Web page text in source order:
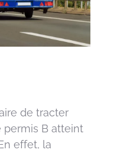
de tracter
B atteint
effet, la